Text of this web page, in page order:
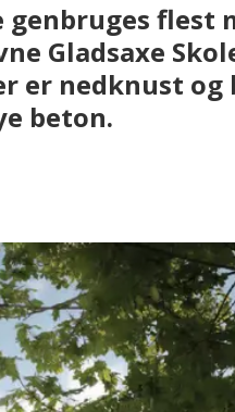
genbruges flest
Gladsaxe
er nedknust og
beton.